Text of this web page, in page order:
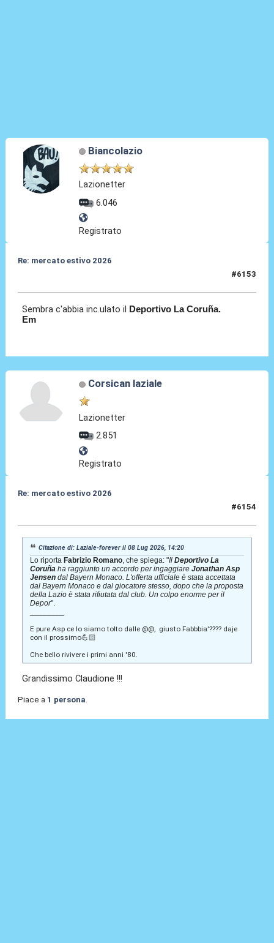
Biancolazio
Lazionetter
6.046
Registrato
Re: mercato estivo 2026
#6153
Sembra c'abbia inc.ulato il Deportivo La Coruña.
Em
Corsican laziale
Lazionetter
2.851
Registrato
Re: mercato estivo 2026
#6154
Citazione di: Laziale-forever il 08 Lug 2026, 14:20
Lo riporta Fabrizio Romano, che spiega: "Il Deportivo La
Coruña ha raggiunto un accordo per ingaggiare Jonathan Asp
Jensendal Bayern Monaco. L'offerta ufficiale è stata accettata
dal Bayern Monaco e dal giocatore stesso, dopo che la proposta
della Lazio è stata rifiutata dal club. Un colpo enorme per il
Depor".
E pure Asp ce lo siamo tolto dalle @@, giusto Fabbbia'???? daje
con il prossimo💪🏻
Che bello rivivere i primi anni '80.
Grandissimo Claudione !!!
Piace a 1 persona.